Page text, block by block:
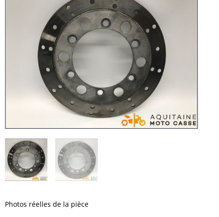
Photos réelles de la pièce